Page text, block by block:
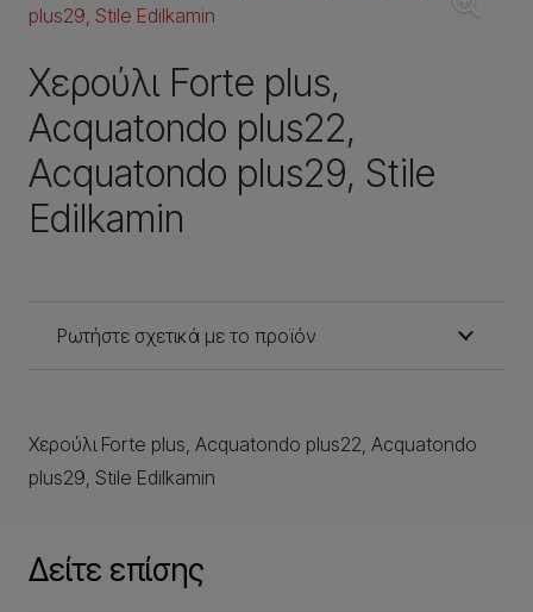
Χερούλι Forte plus,
Acquatondo plus22,
Acquatondo plus29, Stile
Edilkamin
Ρωτήστε σχετικά με το προϊόν
Χερούλι Forte plus, Acquatondo plus22, Acquatondo
plus29, Stile Edilkamin
Δείτε επίσης